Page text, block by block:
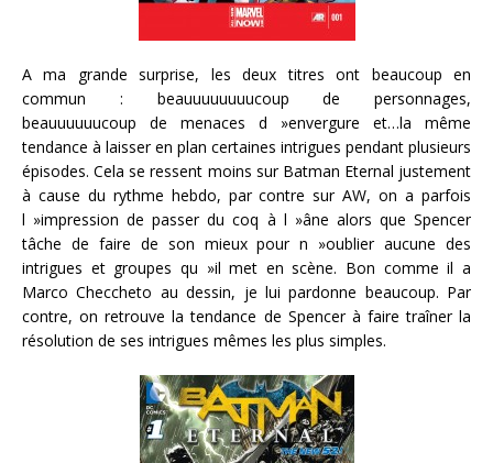
A ma grande surprise, les deux titres ont beaucoup en
commun : beauuuuuuuucoup de personnages,
beauuuuuucoup de menaces d »envergure et…la même
tendance à laisser en plan certaines intrigues pendant plusieurs
épisodes. Cela se ressent moins sur Batman Eternal justement
à cause du rythme hebdo, par contre sur AW, on a parfois
l »impression de passer du coq à l »âne alors que Spencer
tâche de faire de son mieux pour n »oublier aucune des
intrigues et groupes qu »il met en scène. Bon comme il a
Marco Checcheto au dessin, je lui pardonne beaucoup. Par
contre, on retrouve la tendance de Spencer à faire traîner la
résolution de ses intrigues mêmes les plus simples.